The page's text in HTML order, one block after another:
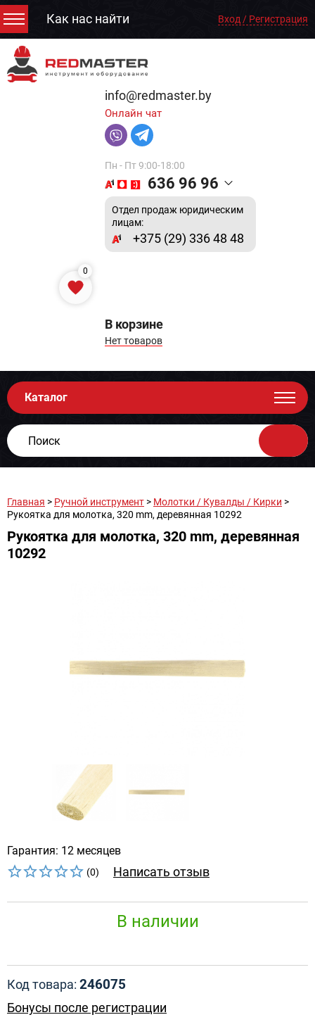
Как нас найти Вход / Регистрация
info@redmaster.by
Онлайн чат
Пн - Пт 9:00-18:00
636 96 96
Отдел продаж юридическим
лицам:
+375 (29) 336 48 48
0
В корзине
Нет товаров
Каталог
Главная > Ручной инструмент > Молотки / Кувалды / Кирки >
Рукоятка для молотка, 320 mm, деревянная 10292
Рукоятка для молотка, 320 mm, деревянная
10292
Гарантия: 12 месяцев
(0) Написать отзыв
В наличии
Код товара: 246075
Бонусы после регистрации